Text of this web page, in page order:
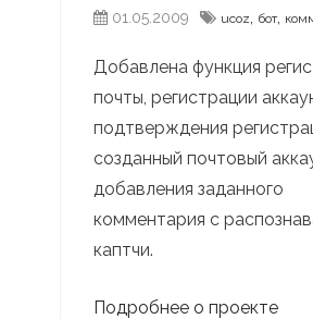
01.05.2009 ucoz бот,
Добавлена функция
почты, регистрации
подтверждения
созданный почтовый
добавления заданного
комментария с
каптчи.
Подробнее о проекте